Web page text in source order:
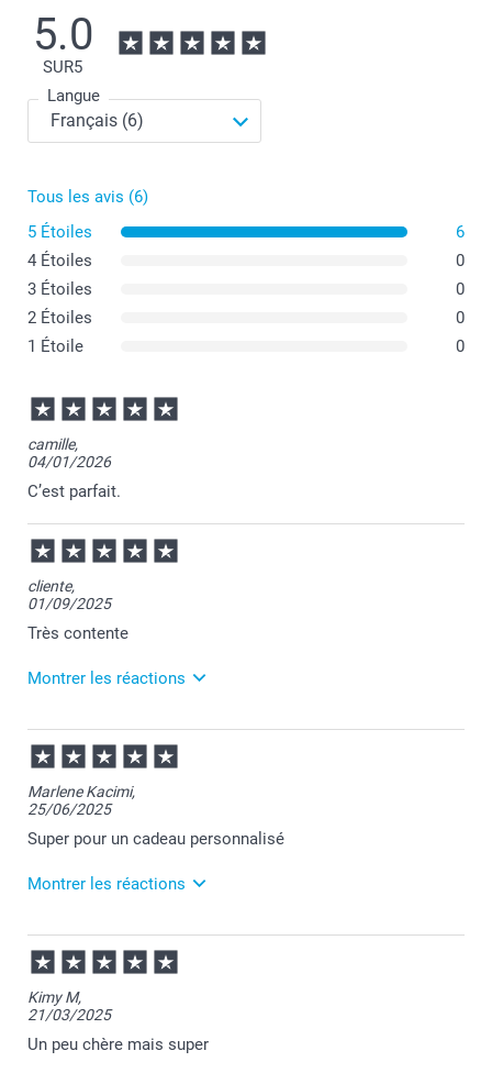
5.0
SUR5
Langue
Tous les avis (6)
5 Étoiles
6
4 Étoiles
0
3 Étoiles
0
2 Étoiles
0
1 Étoile
0
camille,
04/01/2026
C’est parfait.
cliente,
01/09/2025
Très contente
Montrer les réactions
02/09/2025
10:21
Bonjour Mélanie,
Je vous remercie pour votre commande et c'est un
plaisir d'apprendre que vous appréciez votre mug de
Merci pour votre confiance envers nos services.
Je vous souhaite une belle journée.
Florence@smartphoto
Marlene Kacimi,
25/06/2025
Super pour un cadeau personnalisé
Montrer les réactions
26/06/2025
09:39
Bonjour Marlène,
C’est une joie de vous lire :-)
Nous faisons de notre mieux pour offrir à nos
Kimy M,
21/03/2025
Un peu chère mais super